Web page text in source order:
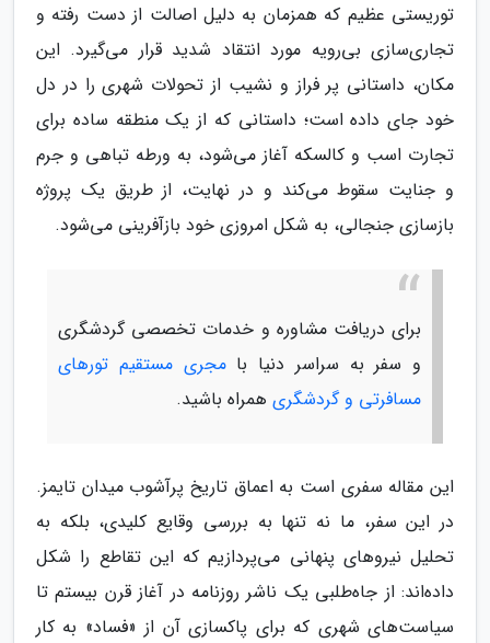
توریستی عظیم که همزمان به دلیل اصالت از دست رفته و
تجاری‌سازی بی‌رویه مورد انتقاد شدید قرار می‌گیرد. این
مکان، داستانی پر فراز و نشیب از تحولات شهری را در دل
خود جای داده است؛ داستانی که از یک منطقه ساده برای
تجارت اسب و کالسکه آغاز می‌شود، به ورطه تباهی و جرم
و جنایت سقوط می‌کند و در نهایت، از طریق یک پروژه
بازسازی جنجالی، به شکل امروزی خود بازآفرینی می‌شود.
برای دریافت مشاوره و خدمات تخصصی گردشگری
و سفر به سراسر دنیا بامجری مستقیم تورهای
مسافرتی و گردشگری همراه باشید.
این مقاله سفری است به اعماق تاریخ پرآشوب میدان تایمز.
در این سفر، ما نه تنها به بررسی وقایع کلیدی، بلکه به
تحلیل نیروهای پنهانی می‌پردازیم که این تقاطع را شکل
داده‌اند: از جاه‌طلبی یک ناشر روزنامه در آغاز قرن بیستم تا
سیاست‌های شهری که برای پاکسازی آن از «فساد» به کار